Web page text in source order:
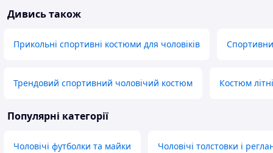
Дивись також
Прикольні спортивні костюми для чоловіків
Трендовий спортивний чоловічий костюм Костюм
Популярні категорії
Чоловічі футболки та майки Чоловічі толстовки і